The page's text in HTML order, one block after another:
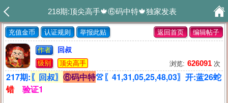
218期:顶尖高手🍁⑥码中特🍁独家发表
充值金币 认证规则 举报此贴 返回首页 编辑帖子
作者 回叔
级别 顶尖高手 浏览: 626091次
217期:〖回叔〗 ⑥码中特👚〖41,31,05,25,48,03〗开:蓝26蛇
错
验证1